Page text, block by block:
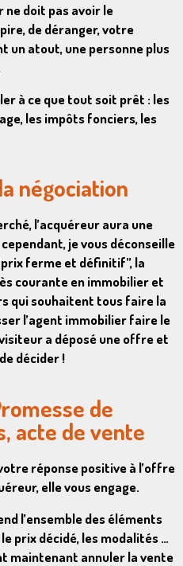
doit pas avoir le
de déranger, votre
un atout, une personne plus
à ce que tout soit prêt : les
les impôts fonciers, les
négociation
l’acquéreur aura une
je vous déconseille
ferme et définitif”, la
courante en immobilier et
qui souhaitent tous faire la
l’agent immobilier faire le
a déposé une offre et
décider !
de
acte de vente
réponse positive à l’offre
elle vous engage.
l’ensemble des éléments
prix décidé, les modalités …
maintenant annuler la vente